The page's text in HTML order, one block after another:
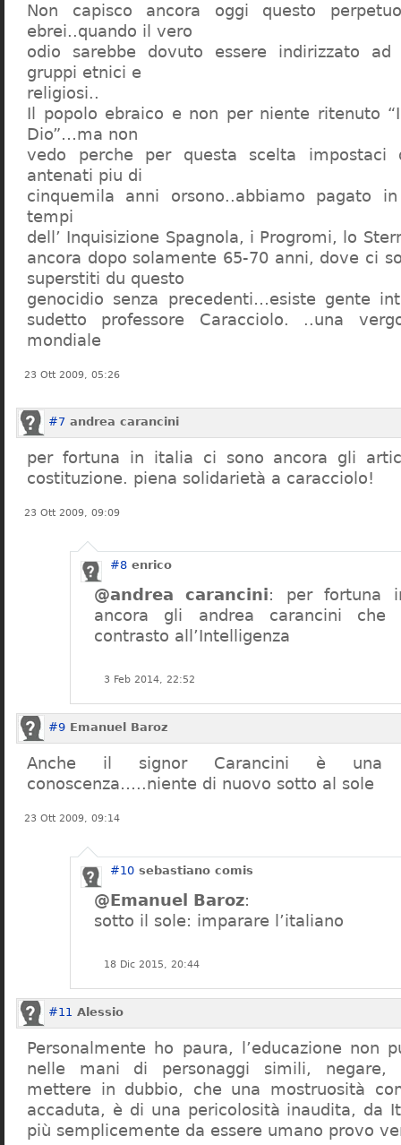
Non capisco ancora oggi questo
ebrei..quando il vero
odio sarebbe dovuto essere indirizzato
gruppi etnici e
religiosi..
Il popolo ebraico e non per niente ritenuto
Dio”…ma non
vedo perche per questa scelta
antenati piu di
cinquemila anni orsono..abbiamo pagato
tempi
dell’ Inquisizione Spagnola, i Progromi, lo
ancora dopo solamente 65-70 anni, dove ci
superstiti du questo
genocidio senza precedenti…esiste gente
sudetto professore Caracciolo. ..una
mondiale
23 Ott 2009, 05:26
#7 andrea carancini
per fortuna in italia ci sono ancora gli
costituzione. piena solidarietà a caracciolo!
23 Ott 2009, 09:09
#8 enrico
@andrea carancini: per fortuna
ancora gli andrea carancini
contrasto all’Intelligenza
3 Feb 2014, 22:52
#9 Emanuel Baroz
Anche il signor Carancini è una
conoscenza…..niente di nuovo sotto al sole
23 Ott 2009, 09:14
#10 sebastiano comis
@Emanuel Baroz:
sotto il sole: imparare l’italiano
18 Dic 2015, 20:44
#11 Alessio
Personalmente ho paura, l’educazione non
nelle mani di personaggi simili, negare,
mettere in dubbio, che una mostruosità
accaduta, è di una pericolosità inaudita, da
più semplicemente da essere umano provo